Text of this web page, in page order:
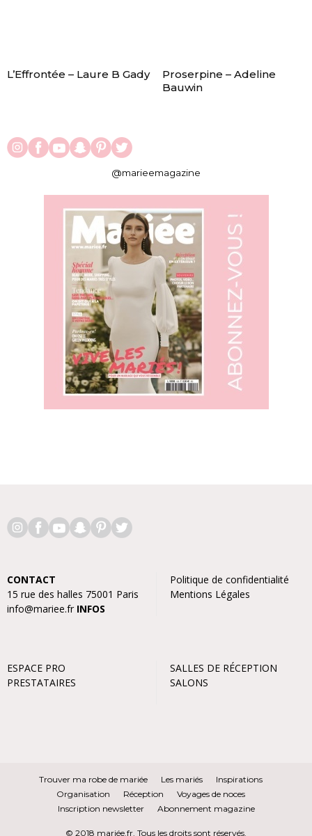
L’Effrontée – Laure B Gady
Proserpine – Adeline
Bauwin
@marieemagazine
CONTACT
15 rue des halles 75001 Paris
info@mariee.fr INFOS
Politique de confidentialité
Mentions Légales
ESPACE PRO
PRESTATAIRES
SALLES DE RÉCEPTION
SALONS
Trouver ma robe de mariée Les mariés
Inspirations
Organisation
Réception
Voyages de noces
Inscription newsletter
Abonnement magazine
© 2018 mariée.fr. Tous les droits sont réservés.